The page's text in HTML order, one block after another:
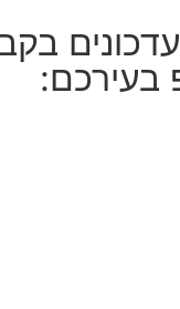
בעירכם: